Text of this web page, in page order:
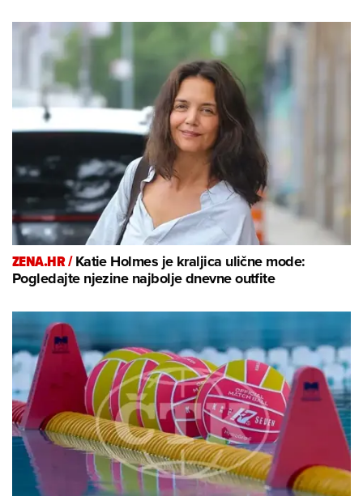
ZENA.HR /Katie Holmes je kraljica ulične mode:
Pogledajte njezine najbolje dnevne outfite